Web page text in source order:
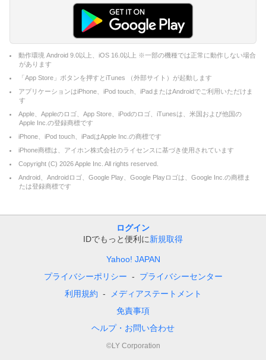
動作環境 Android 9.0以上、iOS 16.0以上 ※一部の機種では正常に動作しない場合
があります
「App Store」ボタンを押すとiTunes （外部サイト）が起動します
アプリケーションはiPhone、iPod touch、iPadまたはAndroidでご利用いただけま
す
Apple、Appleのロゴ、App Store、iPodのロゴ、iTunesは、米国および他国の
Apple Inc.の登録商標です
iPhone、iPod touch、iPadはApple Inc.の商標です
iPhone商標は、アイホン株式会社のライセンスに基づき使用されています
Copyright (C) 2026Apple Inc. All rights reserved.
Android、Androidロゴ、Google Play、Google Playロゴは、Google Inc.の商標ま
たは登録商標です
ログイン
IDでもっと便利に新規取得
Yahoo! JAPAN
プライバシーポリシー
プライバシーセンター
利用規約
メディアステートメント
免責事項
ヘルプ・お問い合わせ
©LY Corporation